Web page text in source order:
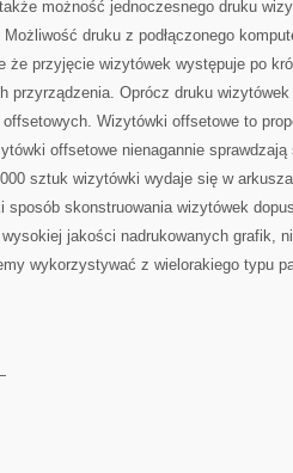
możność jednoczesnego druku
druku z podłączonego
że przyjęcie wizytówek występuje po
przyrządzenia. Oprócz druku
Wizytówki offsetowe to
offsetowe nienagannie sprawdzają
sztuk wizytówki wydaje się w
sposób skonstruowania wizytówek
jakości nadrukowanych grafik,
wykorzystywać z wielorakiego typu